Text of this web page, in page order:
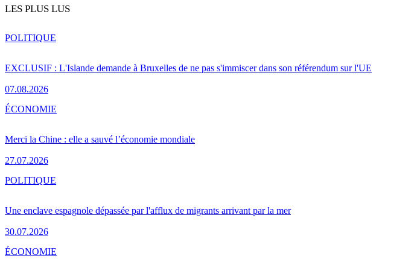
LES PLUS LUS
EXCLUSIF : L'Islande demande à Bruxelles de ne pas s'immiscer dans son référendum sur l'UE
07.08.2026
POLITIQUE
Merci la Chine : elle a sauvé l’économie mondiale
27.07.2026
ÉCONOMIE
Une enclave espagnole dépassée par l'afflux de migrants arrivant par la mer
30.07.2026
POLITIQUE
ÉCONOMIE